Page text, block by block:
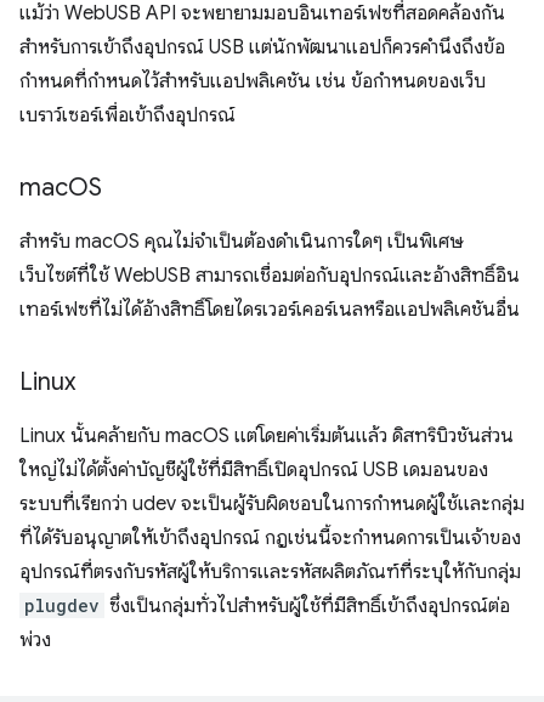
แม้ว่า WebUSB API จะพยายามมอบอินเทอร์เฟซที่สอดคล้องกัน
สำหรับการเข้าถึงอุปกรณ์ USB แต่นักพัฒนาแอปก็ควรคำนึงถึงข้อ
กำหนดที่กำหนดไว้สำหรับแอปพลิเคชัน เช่น ข้อกำหนดของเว็บ
เบราว์เซอร์เพื่อเข้าถึงอุปกรณ์
macOS
สำหรับ macOS คุณไม่จำเป็นต้องดำเนินการใดๆ เป็นพิเศษ
เว็บไซต์ที่ใช้ WebUSB สามารถเชื่อมต่อกับอุปกรณ์และอ้างสิทธิ์อิน
เทอร์เฟซที่ไม่ได้อ้างสิทธิ์โดยไดรเวอร์เคอร์เนลหรือแอปพลิเคชันอื่น
Linux
Linux นั้นคล้ายกับ macOS แต่โดยค่าเริ่มต้นแล้ว ดิสทริบิวชันส่วน
ใหญ่ไม่ได้ตั้งค่าบัญชีผู้ใช้ที่มีสิทธิ์เปิดอุปกรณ์ USB เดมอนของ
ระบบที่เรียกว่า udev จะเป็นผู้รับผิดชอบในการกำหนดผู้ใช้และกลุ่ม
ที่ได้รับอนุญาตให้เข้าถึงอุปกรณ์ กฎเช่นนี้จะกำหนดการเป็นเจ้าของ
อุปกรณ์ที่ตรงกับรหัสผู้ให้บริการและรหัสผลิตภัณฑ์ที่ระบุให้กับกลุ่ม
plugdev ซึ่งเป็นกลุ่มทั่วไปสำหรับผู้ใช้ที่มีสิทธิ์เข้าถึงอุปกรณ์ต่อ
พ่วง